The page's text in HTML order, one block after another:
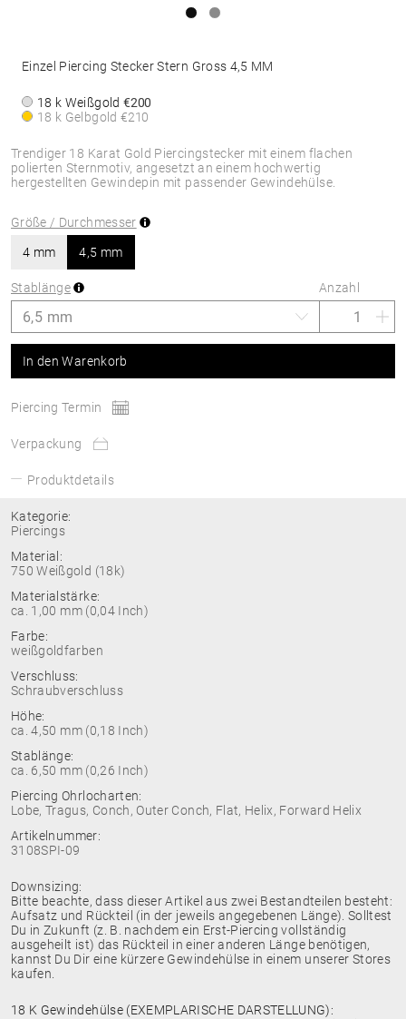
Trendiger 18 Karat Gold Piercingstecker mit einem flachen
polierten Sternmotiv, angesetzt an einem hochwertig
hergestellten Gewindepin mit passender Gewindehülse.
Einzel Piercing Stecker Stern Gross 4,5 MM
18 k Weißgold €200
18 k Gelbgold €210
Größe / Durchmesser
4 mm 4,5 mm
Stablänge Anzahl
In den Warenkorb
Piercing Termin
Verpackung
Produktdetails
Kategorie:
Piercings
Material:
750 Weißgold (18k)
Materialstärke:
ca. 1,00 mm (0,04 Inch)
Farbe:
weißgoldfarben
Verschluss:
Schraubverschluss
Höhe:
ca. 4,50 mm (0,18 Inch)
Stablänge:
ca. 6,50 mm (0,26 Inch)
Piercing Ohrlocharten:
Lobe, Tragus, Conch, Outer Conch, Flat, Helix, Forward Helix
Artikelnummer:
3108SPI-09
Downsizing:
Bitte beachte, dass dieser Artikel aus zwei Bestandteilen besteht:
Aufsatz und Rückteil (in der jeweils angegebenen Länge). Solltest
Du in Zukunft (z. B. nachdem ein Erst-Piercing vollständig
ausgeheilt ist) das Rückteil in einer anderen Länge benötigen,
kannst Du Dir eine kürzere Gewindehülse in einem unserer Stores
kaufen.
18 K Gewindehülse (EXEMPLARISCHE DARSTELLUNG):